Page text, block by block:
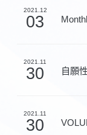
2021.12
03
2021.11
30 自願
2021.11
30